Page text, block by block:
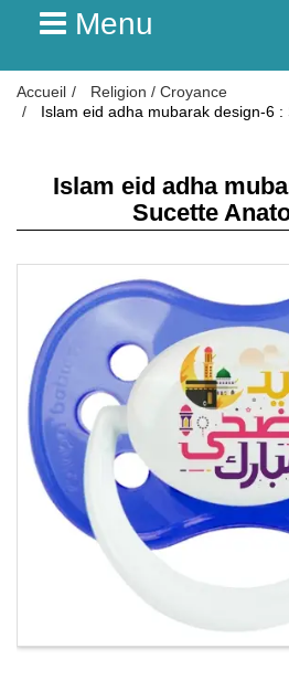
Menu
Accueil
Religion / Croyance
Islam eid adha mubarak design-6 :
Islam eid adha
Sucette